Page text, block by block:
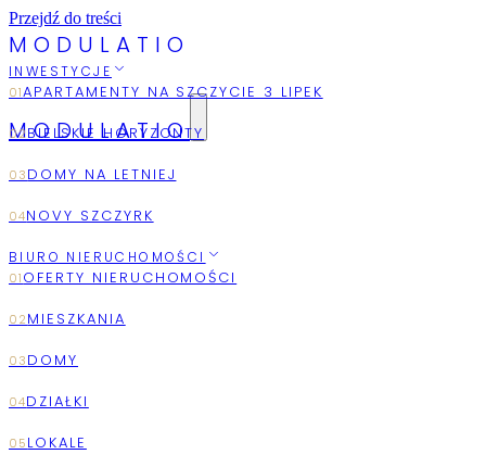
Przejdź do treści
M O D U L A T I O
INWESTYCJE
BIURO NIERUCHOMOŚCI
MODULATIO
AUGUST
2026